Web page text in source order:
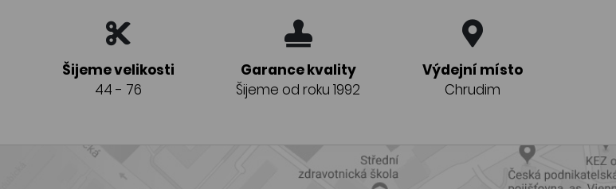
Šijeme velikosti
44 - 76
Garance kvality
Šijeme od roku 1992
Výdejní místo
Chrudim